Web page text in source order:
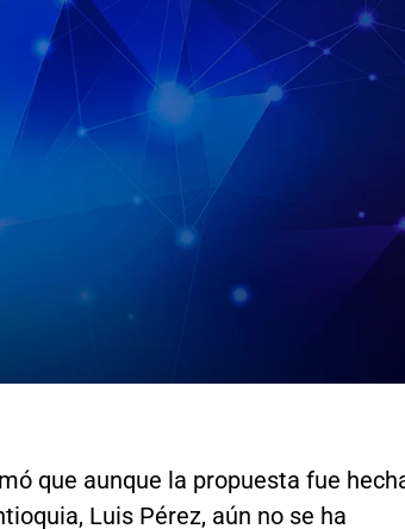
que aunque la propuesta fue
Luis Pérez, aún no se ha